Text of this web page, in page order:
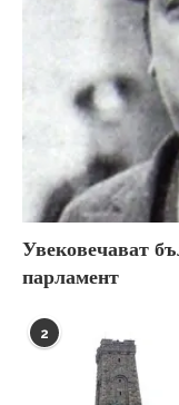
Увековечават
парламент
2